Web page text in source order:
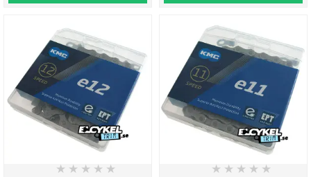
★ ★ ★ ★ ★ ★ ★ ★ ★ ★